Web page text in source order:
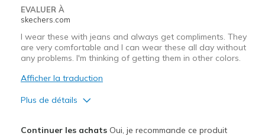
Width
Sizing
View On Shoes
I'm Into Shoes
EVALUER À
skechers.com
I wear these with jeans and always get compliments. They
are very comfortable and I can wear these all day without
any problems. I'm thinking of getting them in other colors.
Afficher la traduction
Plus de détails
Continuer les achatsOui, je recommande ce produit